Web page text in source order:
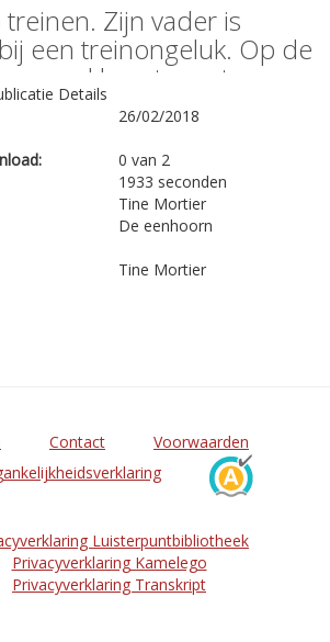
Zijn vader is
een treinongeluk. Op de
spreekbeurt moet
hij een besluit: ik word
Details
26/02/2018
0 van 2
1933 seconden
Tine Mortier
De eenhoorn
Tine Mortier
Contact
Voorwaarden
Luisterpuntbibliotheek
Privacyverklaring Kamelego
Privacyverklaring Transkript